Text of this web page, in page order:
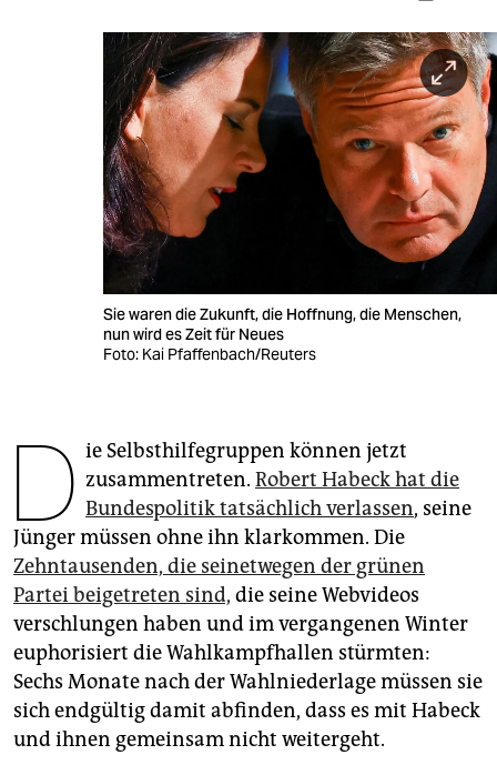
wahrheit
veranstaltungen
fragen & hilfe
unterstützen
genossenschaft
epaper login
Sie waren die Zukunft, die Hoffnung, die Menschen,
nun wird es Zeit für Neues
Foto: Kai Pfaffenbach/Reuters
D ie Selbsthilfegruppen können jetzt
zusammentreten. Robert Habeck hat die
Bundespolitik tatsächlich verlassen, seine
Jünger müssen ohne ihn klarkommen. Die
Zehntausenden, die seinetwegen der grünen
Partei beigetreten sind, die seine Webvideos
verschlungen haben und im vergangenen Winter
euphorisiert die Wahlkampfhallen stürmten:
Sechs Monate nach der Wahlniederlage müssen sie
sich endgültig damit abfinden, dass es mit Habeck
und ihnen gemeinsam nicht weitergeht.